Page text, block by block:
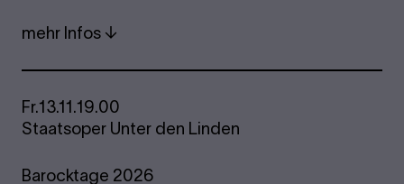
mehr Infos
Fr.13.11.19.00
Staatsoper Unter den Linden
Barocktage 2026